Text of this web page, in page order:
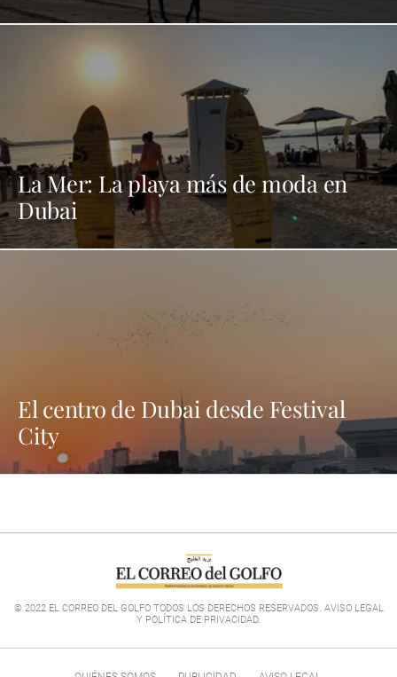
La Mer: La playa más de moda en
Dubai
El centro de Dubai desde Festival
City
© 2022 EL CORREO DEL GOLFO TODOS LOS DERECHOS RESERVADOS. AVISO LEGAL
Y POLÍTICA DE PRIVACIDAD.